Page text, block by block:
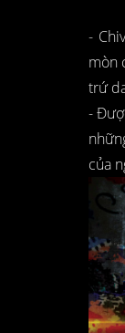
-
mòn
trứ
-
của